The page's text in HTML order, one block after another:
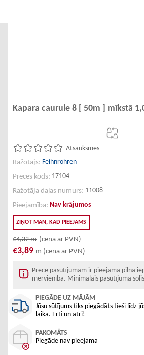
Kapara caurule 8 [ 50m ] mīkstā
Atsauksmes
Ražotājs: Feihnrohren
Preces kods: 17104
Ražotāja daļas numurs: 11008
Pieejamība: Nav krājumos
ZIŅOT MAN, KAD PIEEJAMS
€4,32m (cena ar PVN)
€3,89 m (cena ar PVN)
Prece pasūtījumam ir pieejama pilnā
mērvienība. Minimālais pasūtījuma
PIEGĀDE UZ MĀJĀM
Jūsu sūtījums tiks piegādāts tieši līdz
laikā. Ērti un ātri!
PAKOMĀTS
Piegāde nav pieejama